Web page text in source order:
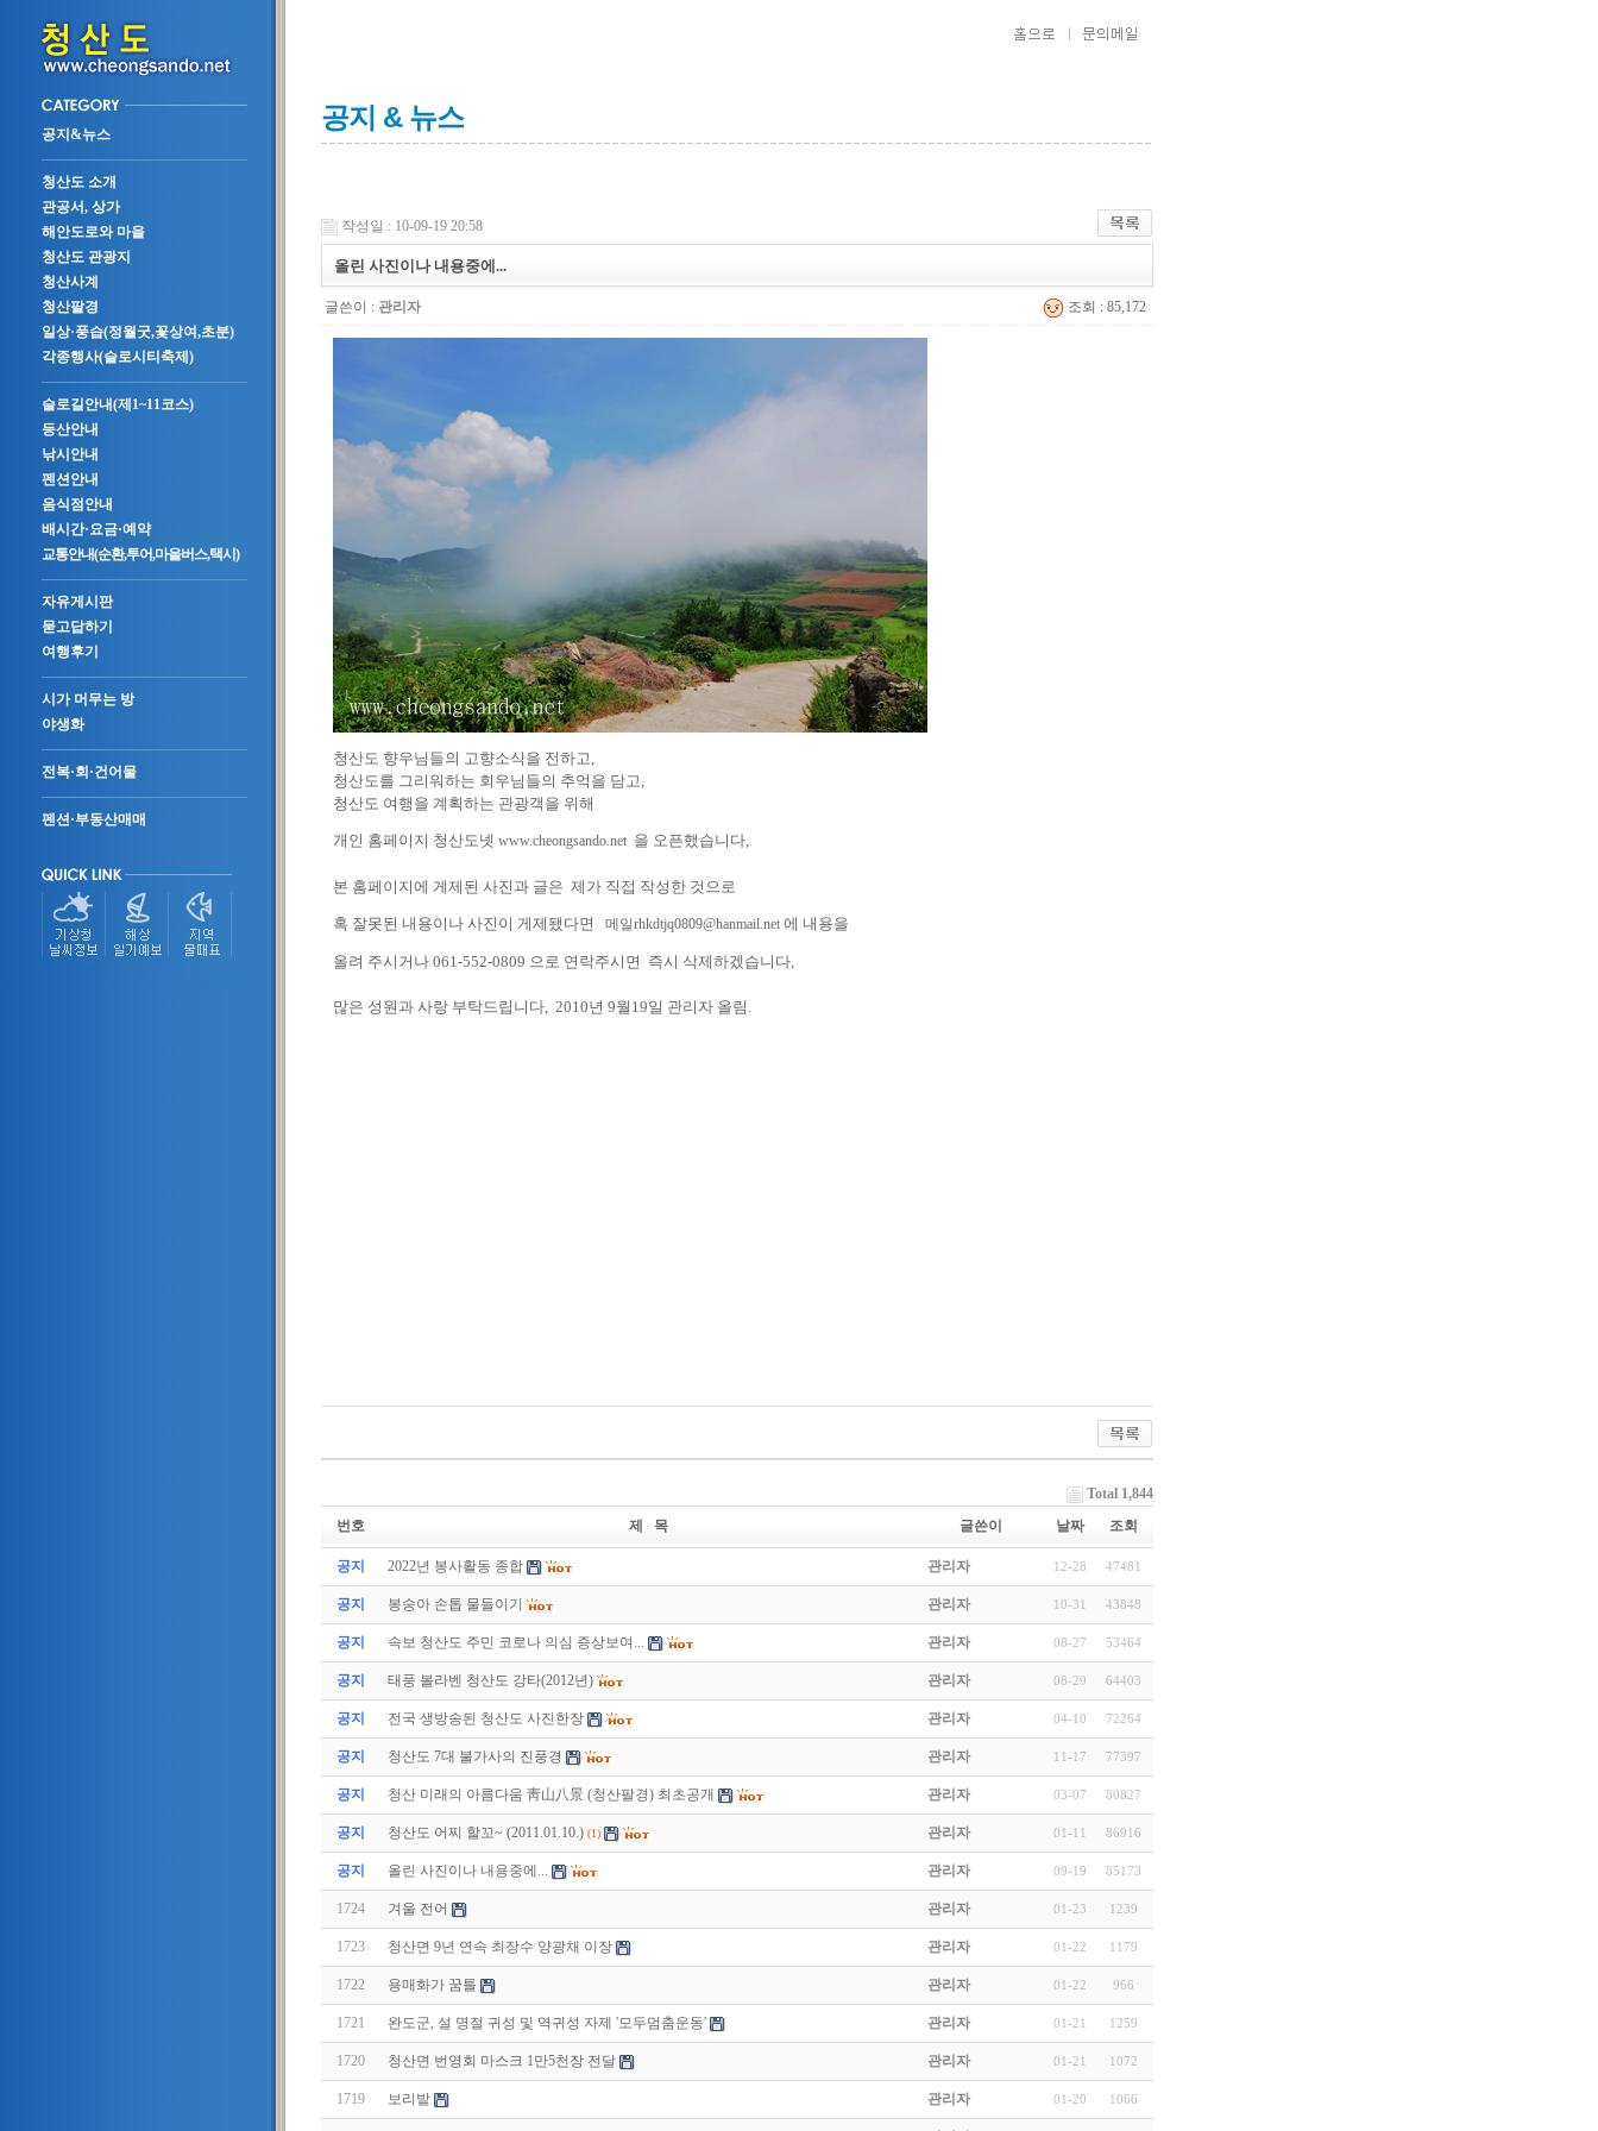
공지&뉴스
청산도 소개
관공서, 상가
해안도로와 마을
청산도 관광지
청산사계
청산팔경
일상·풍습(정월굿,꽃상여,초분)
각종행사(슬로시티축제)
슬로길안내(제1~11코스)
등산안내
낚시안내
펜션안내
음식점안내
배시간·요금·예약
교통안내(순환,투어,마을버스,택시)
자유게시판
묻고답하기
여행후기
시가 머무는 방
야생화
전복·회·건어물
펜션·부동산매매
공지 & 뉴스
작성일 : 10-09-19 20:58
올린 사진이나 내용중에...
글쓴이 : 관리자 조회 : 85,172
청산도 향우님들의 고향소식을 전하고,
청산도를 그리워하는 회우님들의 추억을 담고,
청산도 여행을 계획하는 관광객을 위해
개인 홈페이지 청산도넷 www.cheongsando.net 을 오픈했습니다,
본 홈페이지에 게제된 사진과 글은 제가 직접 작성한 것으로
혹 잘못된 내용이나 사진이 게제됐다면 메일rhkdtjq0809@hanmail.net 에 내용을
올려 주시거나 061-552-0809 으로 연락주시면 즉시 삭제하겠습니다,
많은 성원과 사랑 부탁드립니다, 2010년 9월19일 관리자 올림.
Total 1,844
번호
제 목 글쓴이 날짜 조회
공지 2022년 봉사활동 종합 관리자 12-28 47481
공지 봉숭아 손톱 물들이기 관리자 10-31 43848
공지 속보 청산도 주민 코로나 의심 증상보여... 관리자 08-27 53464
공지 태풍 볼라벤 청산도 강타(2012년) 관리자 08-29 64403
공지 전국 생방송된 청산도 사진한장 관리자 04-10 72264
공지 청산도 7대 불가사의 진풍경 관리자 11-17 77397
공지 청산 미래의 아름다움 靑山八景 (청산팔경) 최초공개 관리자 03-07 80827
공지 청산도 어찌 할꼬~ (2011.01.10.) (1) 관리자 01-11 86916
공지 올린 사진이나 내용중에... 관리자 09-19 85173
1724 겨울 전어 관리자 01-23 1239
1723 청산면 9년 연속 최장수 양광채 이장 관리자 01-22 1179
1722 용매화가 꿈틀 관리자 01-22 966
1721 완도군, 설 명절 귀성 및 역귀성 자제 '모두멈춤운동' 관리자 01-21 1259
1720 청산면 번영회 마스크 1만5천장 전달 관리자 01-21 1072
1719 보리밭 관리자 01-20 1066